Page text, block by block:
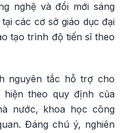
nghệ và đổi mới sáng
các cơ sở giáo dục đại
tạo trình độ tiến sĩ theo
nguyên tắc hỗ trợ cho
theo quy định của
nước, khoa học công
Đáng chú ý, nghiên